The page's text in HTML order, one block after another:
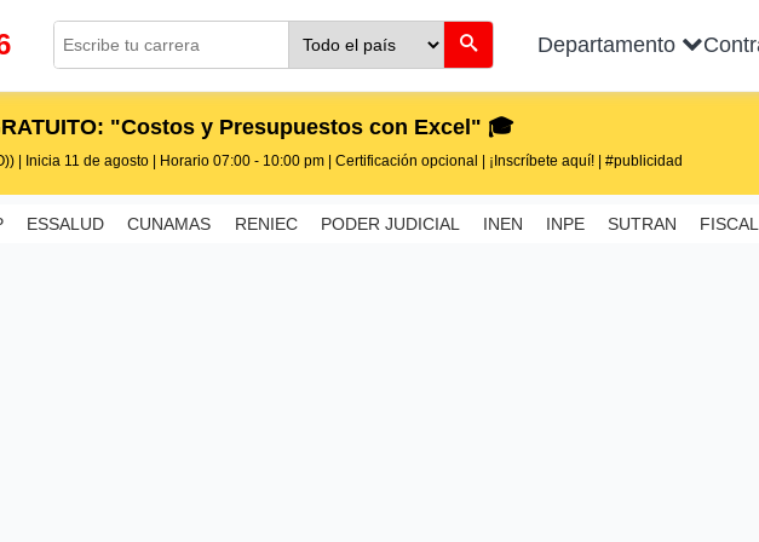
Departamento
"Costos y Presupuestos con Excel" 🎓
| Inicia 11 de agosto | Horario 07:00 - 10:00 pm | Certificación opcional | ¡Inscríbete aquí! | #publicidad
ESSALUD CUNAMAS RENIEC PODER JUDICIAL INEN INPE SUTRAN